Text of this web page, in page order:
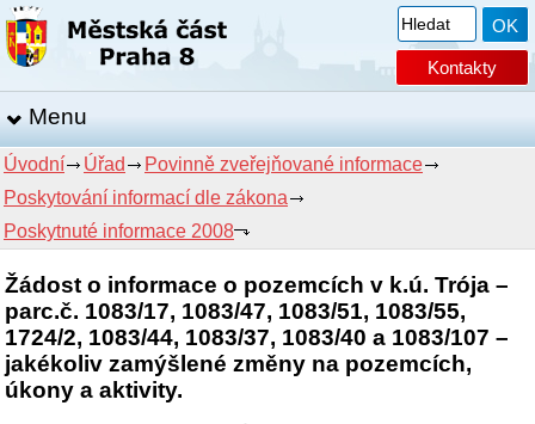
Kontakty
Menu
Úvodní Úřad
Povinně zveřejňované informace
Poskytování informací dle zákona
Poskytnuté informace 2008
Žádost o informace o pozemcích v k.ú. Trója –
parc.č. 1083/17, 1083/47, 1083/51, 1083/55,
1724/2, 1083/44, 1083/37, 1083/40 a 1083/107 –
jakékoliv zamýšlené změny na pozemcích,
úkony a aktivity.